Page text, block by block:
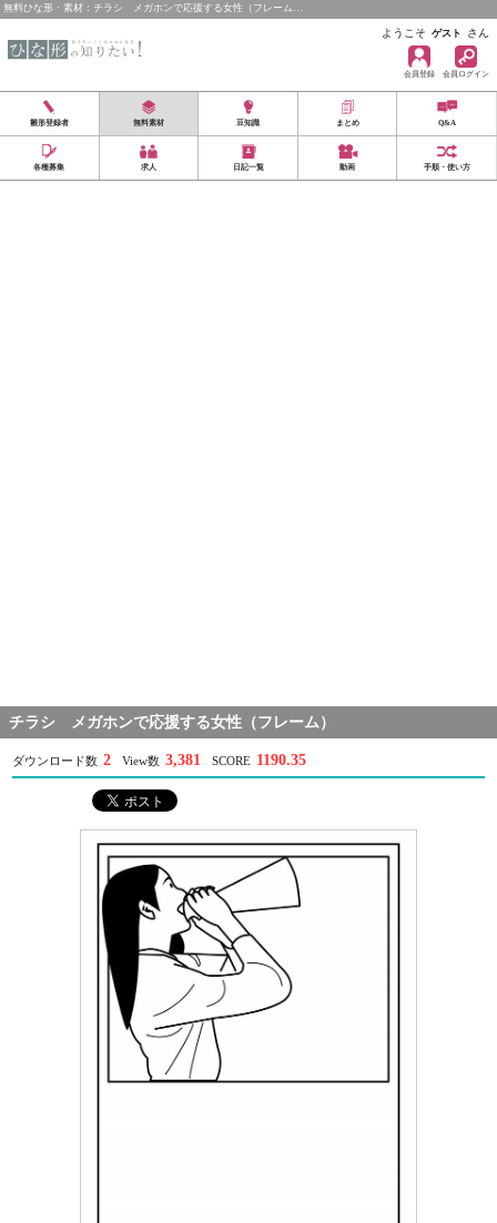
無料ひな形・素材：チラシ メガホンで応援する女性（フレーム…
ようこそ ゲスト さん
会員登録 会員ログイン
雛形登録者 無料素材 豆知識 まとめ Q&A
各種募集 求人 日記一覧 動画 手順・使い方
チラシ メガホンで応援する女性（フレーム）
ダウンロード数 2 View数 3,381 SCORE 1190.35